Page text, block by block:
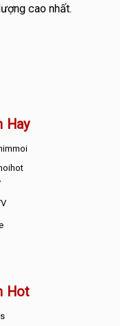
cao nhất.
Hay
Hot